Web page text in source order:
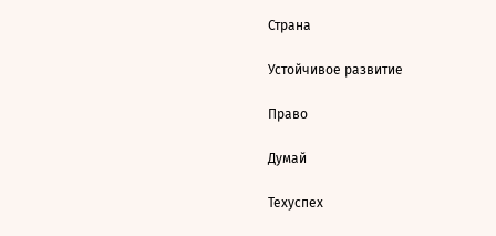
Страна
Устойчивое развитие
Право
Думай
Техуспех